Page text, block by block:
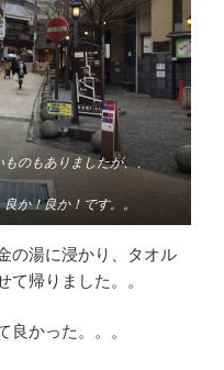
のもありましたが、、
か！良か！です。。
湯に浸かり、タオル
て帰りました。。
った。。。